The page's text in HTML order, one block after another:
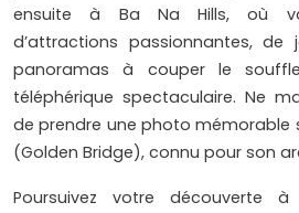
ensuite à Ba Na Hills, où
d’attractions passionnantes, de
panoramas à couper le
téléphérique spectaculaire. Ne
de prendre une photo mémorable
(Golden Bridge), connu pour son
Poursuivez votre découverte